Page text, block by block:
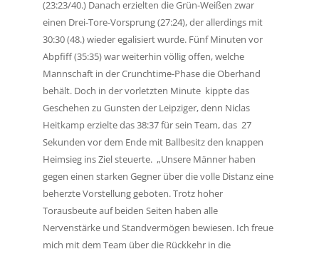
(23:23/40.) Danach erzielten die Grün-Weißen zwar
einen Drei-Tore-Vorsprung(27:24), der allerdings mit
30:30 (48.) wieder egalisiert wurde. Fünf Minuten vor
Abpfiff (35:35) war weiterhin völlig offen, welche
Mannschaft in der Crunchtime-Phase die Oberhand
behält. Doch in der vorletzten Minute kippte das
Geschehen zu Gunsten der Leipziger, denn Niclas
Heitkamp erzielte das 38:37 für sein Team, das 27
Sekunden vor dem Ende mit Ballbesitz den knappen
Heimsieg ins Ziel steuerte. „Unsere Männer haben
gegen einen starken Gegner über die volle Distanz eine
beherzte Vorstellung geboten.Trotz hoher
Torausbeute auf beiden Seiten haben alle
Nervenstärke und Standvermögen bewiesen. Ich freue
mich mit dem Team über die Rückkehr in die